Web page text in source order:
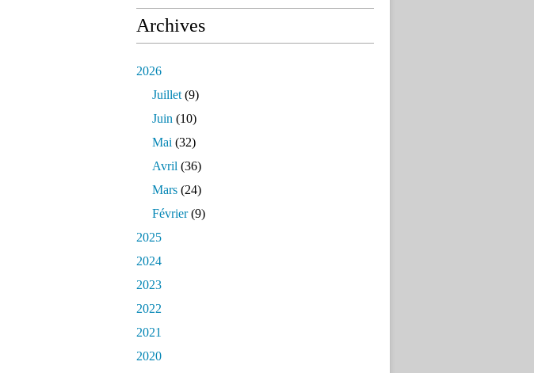
Archives
2026
Juillet (9)
Juin (10)
Mai (32)
Avril (36)
Mars (24)
Février(9)
2025
2024
2023
2022
2021
2020